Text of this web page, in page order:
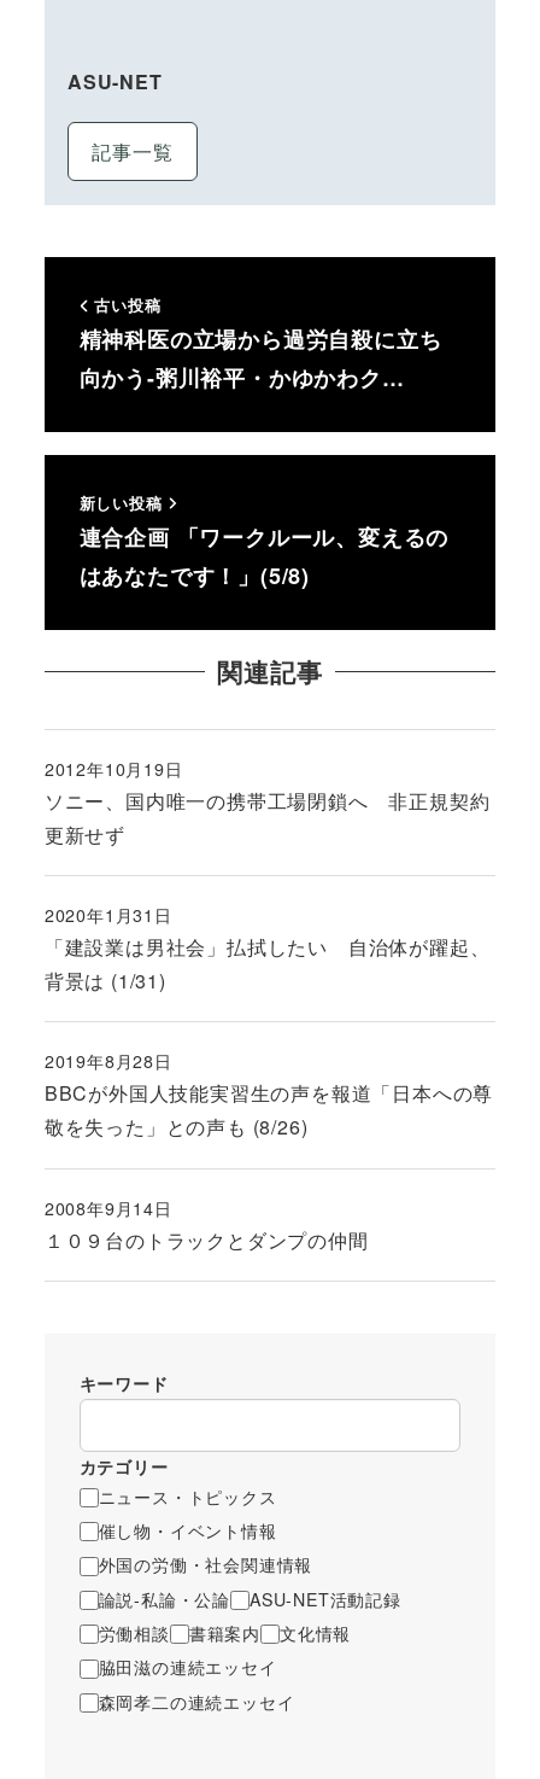
ASU-NET
記事一覧
古い投稿
精神科医の立場から過労自殺に立ち
向かう-粥川裕平・かゆかわク…
新しい投稿
連合企画 「ワークルール、変えるの
はあなたです！」(5/8)
関連記事
ソニー、国内唯一の携帯工場閉鎖へ 非正規契約
更新せず
投稿日
2012年10月19日
「建設業は男社会」払拭したい 自治体が躍起、
背景は (1/31)
投稿日
2020年1月31日
BBCが外国人技能実習生の声を報道「日本への尊
敬を失った」との声も (8/26)
投稿日
2019年8月28日
１０９台のトラックとダンプの仲間
投稿日
2008年9月14日
キーワード
カテゴリー
ニュース・トピックス
催し物・イベント情報
外国の労働・社会関連情報
論説-私論・公論
ASU-NET活動記録
労働相談
書籍案内
文化情報
脇田滋の連続エッセイ
森岡孝二の連続エッセイ